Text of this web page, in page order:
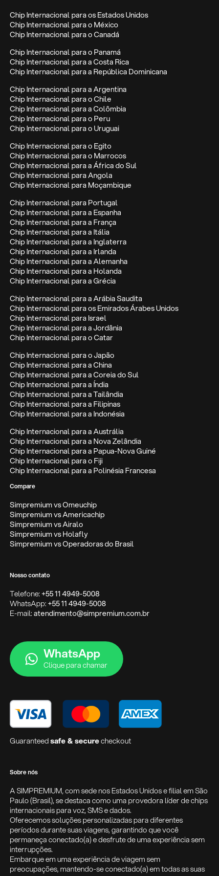
Chip Internacional para os Estados Unidos
Chip Internacional para o México
Chip Internacional para o Canadá
Chip Internacional para o Panamá
Chip Internacional para a Costa Rica
Chip Internacional para a República Dominicana
Chip Internacional para a Argentina
Chip Internacional para o Chile
Chip Internacional para a Colômbia
Chip Internacional para o Peru
Chip Internacional para o Uruguai
Chip Internacional para o Egito
Chip Internacional para o Marrocos
Chip Internacional para a África do Sul
Chip Internacional para Angola
Chip Internacional para Moçambique
Chip Internacional para Portugal
Chip Internacional para a Espanha
Chip Internacional para a França
Chip Internacional para a Itália
Chip Internacional para a Inglaterra
Chip Internacional para a Irlanda
Chip Internacional para a Alemanha
Chip Internacional para a Holanda
Chip Internacional para a Grécia
Chip Internacional para a Arábia Saudita
Chip Internacional para os Emirados Árabes Unidos
Chip Internacional para Israel
Chip Internacional para a Jordânia
Chip Internacional para o Catar
Chip Internacional para o Japão
Chip Internacional para a China
Chip Internacional para a Coreia do Sul
Chip Internacional para a Índia
Chip Internacional para a Tailândia
Chip Internacional para a Filipinas
Chip Internacional para a Indonésia
Chip Internacional para a Austrália
Chip Internacional para a Nova Zelândia
Chip Internacional para a Papua-Nova Guiné
Chip Internacional para o Fiji
Chip Internacional para a Polinésia Francesa
Compare
Simpremium vs Omeuchip
Simpremium vs Americachip
Simpremium vs Airalo
Simpremium vs Holafly
Simpremium vs Operadoras do Brasil
Nosso contato
Telefone:+55 11 4949-5008
WhatsApp:+55 11 4949-5008
E-mail:atendimento@simpremium.com.br
WhatsApp
Clique para chamar
Guaranteedsafe & securecheckout
Sobre nós
A SIMPREMIUM, com sede nos Estados Unidos e filial em São
Paulo (Brasil), se destaca como uma provedora líder de chips
internacionais para voz, SMS e dados.
Oferecemos soluções personalizadas para diferentes
períodos durante suas viagens, garantindo que você
permaneça conectado(a) e desfrute de uma experiência sem
interrupções.
Embarque em uma experiência de viagem sem
preocupações, mantendo-se conectado(a) em todas as suas